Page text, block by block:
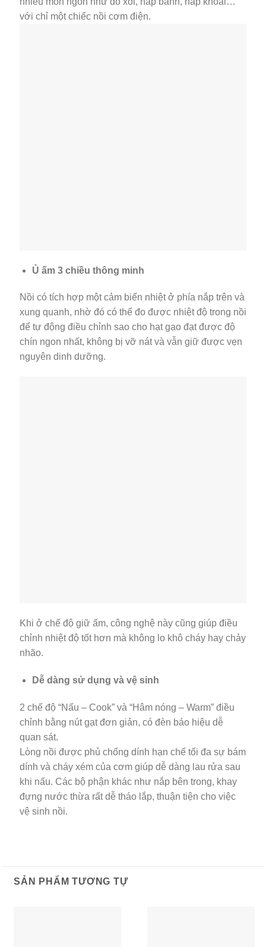
với chỉ một chiếc nồi cơm điện.
Ủ ấm 3 chiều thông minh
Nồi có tích hợp một cảm biến nhiệt ở phía nắp trên và
xung quanh, nhờ đó có thể đo được nhiệt độ trong nồi
để tự động điều chỉnh sao cho hạt gạo đạt được độ
chín ngon nhất, không bị vỡ nát và vẫn giữ được vẹn
nguyên dinh dưỡng.
Khi ở chế độ giữ ấm, công nghệ này cũng giúp điều
chỉnh nhiệt độ tốt hơn mà không lo khô cháy hay chảy
nhão.
Dễ dàng sử dụng và vệ sinh
2 chế độ “Nấu – Cook” và “Hâm nóng – Warm” điều
chỉnh bằng nút gạt đơn giản, có đèn báo hiệu dễ
quan sát.
Lòng nồi được phủ chống dính hạn chế tối đa sự bám
dính và cháy xém của cơm giúp dễ dàng lau rửa sau
khi nấu. Các bộ phận khác như nắp bên trong, khay
đựng nước thừa rất dễ tháo lắp, thuận tiện cho việc
vệ sinh nồi.
SẢN PHẨM TƯƠNG TỰ